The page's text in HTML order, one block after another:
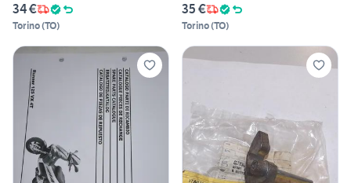
34 €
Torino(TO)
35 €
Torino(TO)